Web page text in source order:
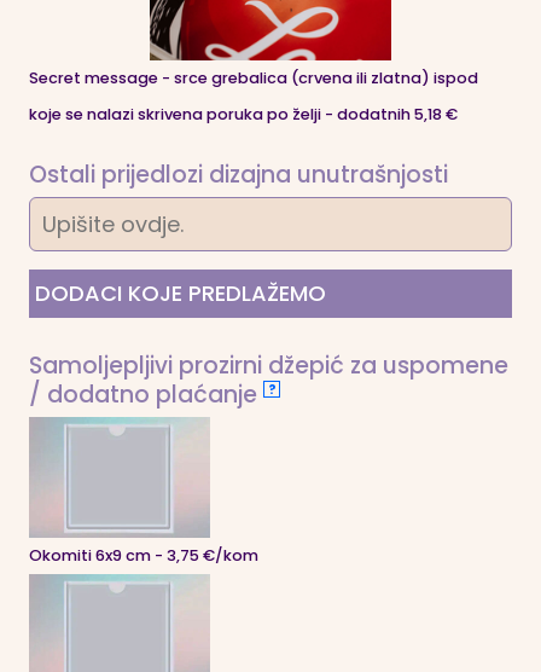
Secret message - srce grebalica (crvena ili zlatna) ispod
koje se nalazi skrivena poruka po želji - dodatnih 5,18 €
Ostali prijedlozi dizajna unutrašnjosti
DODACI KOJE PREDLAŽEMO
Samoljepljivi prozirni džepić za uspomene
/ dodatno plaćanje
?
Okomiti 6x9 cm - 3,75 €/kom